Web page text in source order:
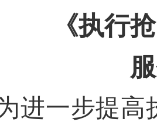
《执行
进一步提高